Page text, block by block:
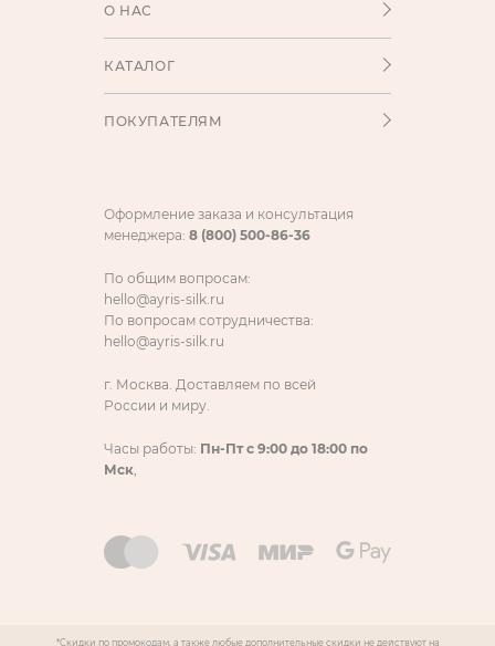
О НАС
КАТАЛОГ
ПОКУПАТЕЛЯМ
Оформление заказа и консультация
менеджера: 8 (800) 500-86-36
По общим вопросам:
hello@ayris-silk.ru
По вопросам сотрудничества:
hello@ayris-silk.ru
г. Москва. Доставляем по всей
России и миру.
Часы работы: Пн-Пт с 9:00 до 18:00 по
Мск
*Скидки по промокодам, а также любые дополнительные скидки не действуют на